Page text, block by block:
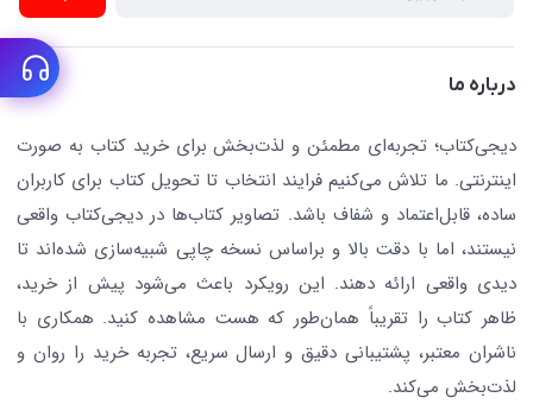
جستجو در سایت
کتابیاب
درباره ما
دیجی‌کتاب؛ تجربه‌ای مطمئن و لذت‌بخش برای خرید کتاب به صورت
اینترنتی. ما تلاش می‌کنیم فرایند انتخاب تا تحویل کتاب برای کاربران
ساده، قابل‌اعتماد و شفاف باشد. تصاویر کتاب‌ها در دیجی‌کتاب واقعی
نیستند، اما با دقت بالا و براساس نسخه چاپی شبیه‌سازی شده‌اند تا
دیدی واقعی ارائه دهند. این رویکرد باعث می‌شود پیش از خرید،
ظاهر کتاب را تقریباً همان‌طور که هست مشاهده کنید. همکاری با
ناشران معتبر، پشتیبانی دقیق و ارسال سریع، تجربه خرید را روان و
لذت‌بخش می‌کند.